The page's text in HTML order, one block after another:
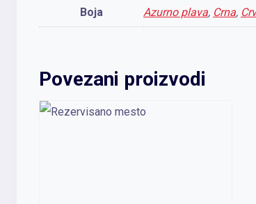
Boja Azurno plava, Crna,
Povezani proizvodi